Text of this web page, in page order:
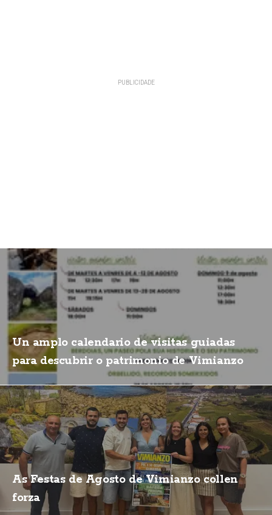
Un amplo calendario de visitas guiadas
para descubrir o patrimonio de Vimianzo
As Festas de Agosto de Vimianzo collen
forza